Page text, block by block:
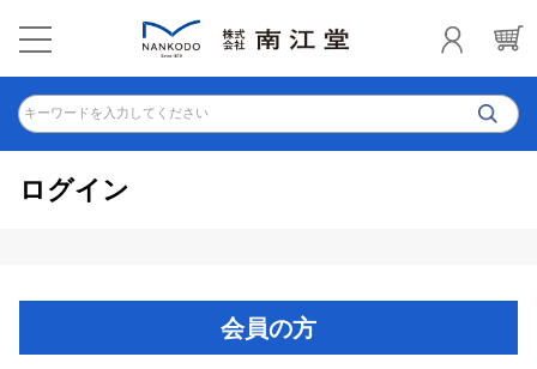
キーワードを入力してください
ログイン
会員の方